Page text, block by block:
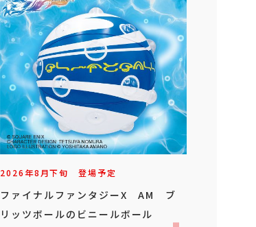
2026年8月下旬 登場予定
ファイナルファンタジーX AM ブ
リッツボールのビニールボール